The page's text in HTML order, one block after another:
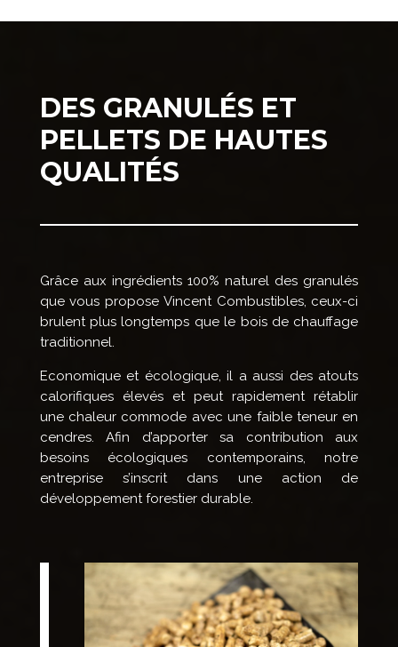
DES GRANULÉS ET
PELLETS DE HAUTES
QUALITÉS
Grâce aux ingrédients 100% naturel des granulés
que vous propose Vincent Combustibles, ceux-ci
brulent plus longtemps que le bois de chauffage
traditionnel.
Economique et écologique, il a aussi des atouts
calorifiques élevés et peut rapidement rétablir
une chaleur commode avec une faible teneur en
cendres. Afin d’apporter sa contribution aux
besoins écologiques contemporains, notre
entreprise s’inscrit dans une action de
développement forestier durable.